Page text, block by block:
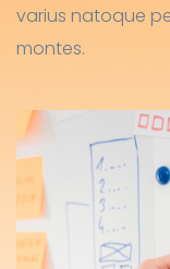
varius natoque
montes.